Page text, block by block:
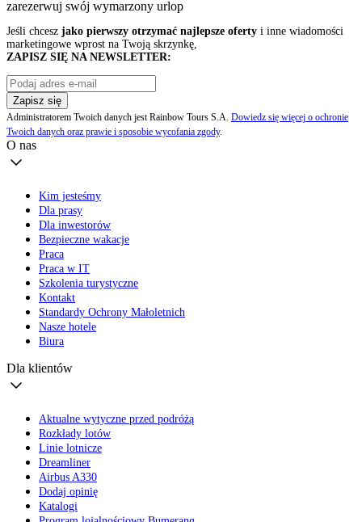
zarezerwuj swój wymarzony urlop
Jeśli chcesz jako pierwszy otrzymać najlepsze oferty i inne wiadomości
marketingowe wprost na Twoją skrzynkę,
ZAPISZ SIĘ NA NEWSLETTER:
Zapisz się
Administratorem Twoich danych jest Rainbow Tours S.A. Dowiedz się więcej o ochronie
Twoich danych oraz prawie i sposobie wycofania zgody.
O nas
Kim jesteśmy
Dla prasy
Dla inwestorów
Bezpieczne wakacje
Praca
Praca w IT
Szkolenia turystyczne
Kontakt
Standardy Ochrony Małoletnich
Nasze hotele
Biura
Dla klientów
Aktualne wytyczne przed podróżą
Rozkłady lotów
Linie lotnicze
Dreamliner
Airbus A330
Dodaj opinię
Katalogi